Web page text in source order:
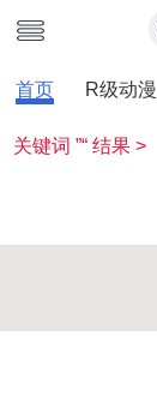
首页 R级动漫
关键词 ”“ 结果 >